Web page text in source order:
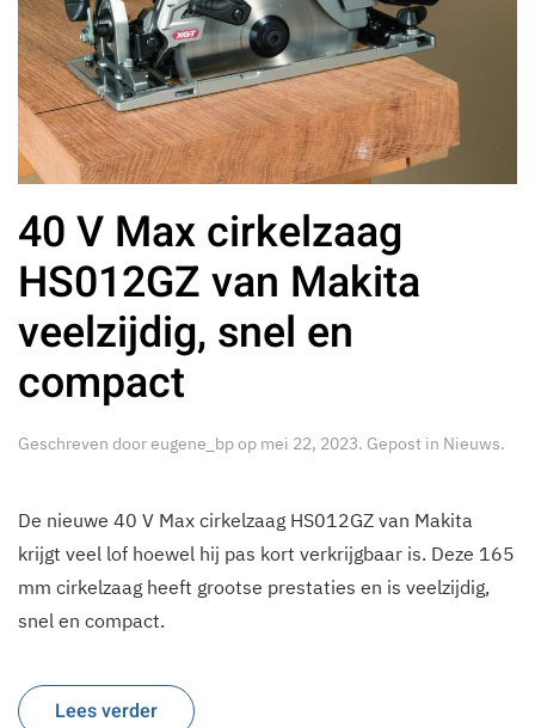
40 V Max cirkelzaag
HS012GZ van Makita
veelzijdig, snel en
compact
Geschreven dooreugene_bpop mei 22, 2023. Gepost in Nieuws.
De nieuwe 40 V Max cirkelzaag HS012GZ van Makita
krijgt veel lof hoewel hij pas kort verkrijgbaar is. Deze 165
mm cirkelzaag heeft grootse prestaties en is veelzijdig,
snel en compact.
Lees verder